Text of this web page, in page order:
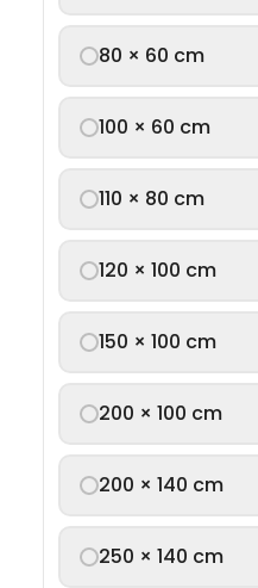
80 × 60 cm
100 × 60 cm
110 × 80 cm
120 × 100 cm
150 × 100 cm
200 × 100 cm
200 × 140 cm
250 × 140 cm